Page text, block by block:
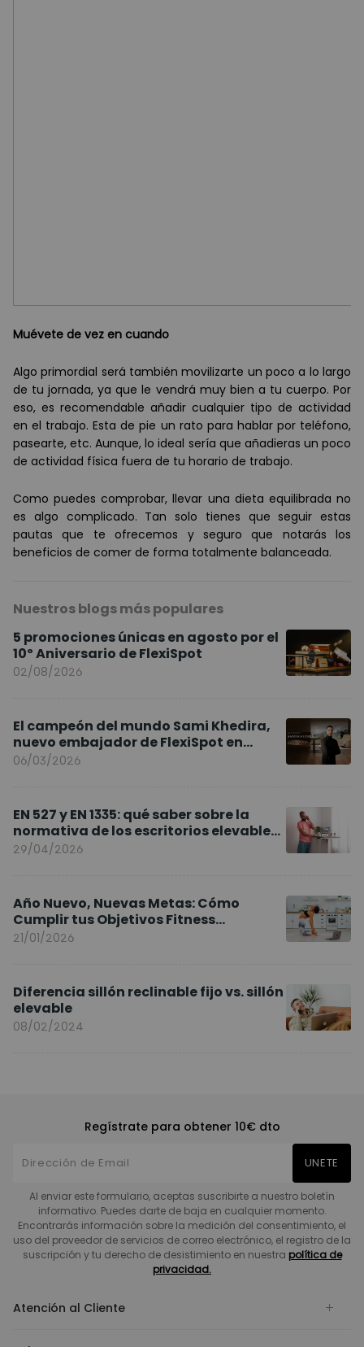
Muévete de vez en cuando
Algo primordial será también movilizarte un poco a lo largo
de tu jornada, ya que le vendrá muy bien a tu cuerpo. Por
eso, es recomendable añadir cualquier tipo de actividad
en el trabajo. Esta de pie un rato para hablar por teléfono,
pasearte, etc. Aunque, lo ideal sería que añadieras un poco
de actividad física fuera de tu horario de trabajo.
Como puedes comprobar, llevar una dieta equilibrada no
es algo complicado. Tan solo tienes que seguir estas
pautas que te ofrecemos y seguro que notarás los
beneficios de comer de forma totalmente balanceada.
Nuestros blogs más populares
5 promociones únicas en agosto por el
10º Aniversario de FlexiSpot
02/08/2026
El campeón del mundo Sami Khedira,
nuevo embajador de FlexiSpot en
Europa
06/03/2026
EN 527 y EN 1335: qué saber sobre la
normativa de los escritorios elevables
y sillas ergonómicas
29/04/2026
Año Nuevo, Nuevas Metas: Cómo
Cumplir tus Objetivos Fitness
Entrenando en Casa
21/01/2026
Diferencia sillón reclinable fijo vs. sillón
elevable
08/02/2024
Regístrate para obtener 10€ dto
UNETE
Al enviar este formulario, aceptas suscribirte a nuestro boletín
informativo. Puedes darte de baja en cualquier momento.
Encontrarás información sobre la medición del consentimiento, el
uso del proveedor de servicios de correo electrónico, el registro de la
suscripción y tu derecho de desistimiento en nuestra política de
privacidad.
Atención al Cliente